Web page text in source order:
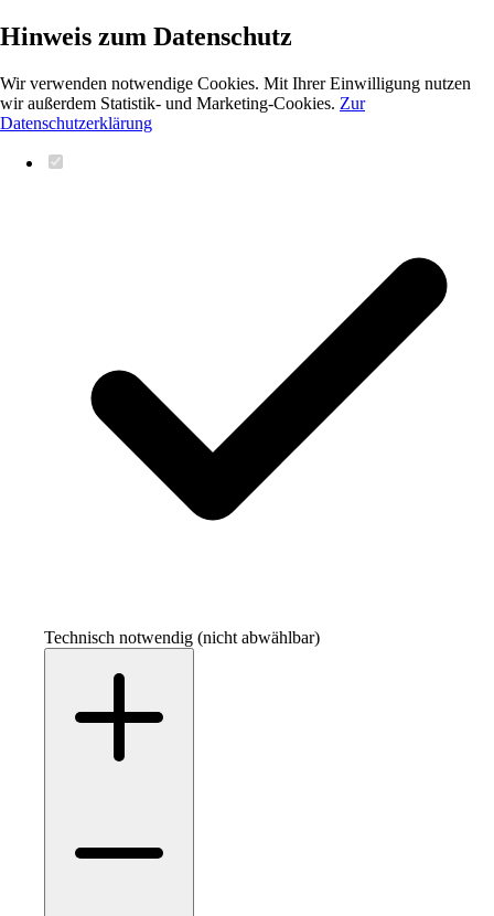
Hinweis zum Datenschutz
Wir verwenden notwendige Cookies. Mit Ihrer Einwilligung nutzen
wir außerdem Statistik- und Marketing-Cookies. Zur
Datenschutzerklärung
Technisch notwendig (nicht abwählbar)